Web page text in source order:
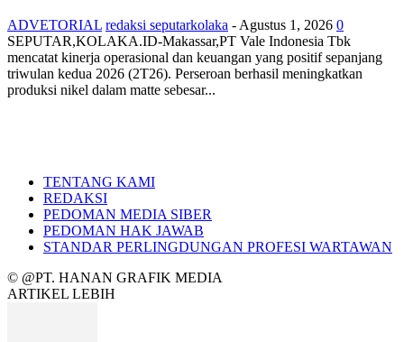
ADVETORIAL redaksi seputarkolaka - Agustus 1, 2026 0
SEPUTAR,KOLAKA.ID-Makassar,PT Vale Indonesia Tbk
mencatat kinerja operasional dan keuangan yang positif sepanjang
triwulan kedua 2026 (2T26). Perseroan berhasil meningkatkan
produksi nikel dalam matte sebesar...
TENTANG KAMI
REDAKSI
PEDOMAN MEDIA SIBER
PEDOMAN HAK JAWAB
STANDAR PERLINGDUNGAN PROFESI WARTAWAN
© @PT. HANAN GRAFIK MEDIA
ARTIKEL LEBIH